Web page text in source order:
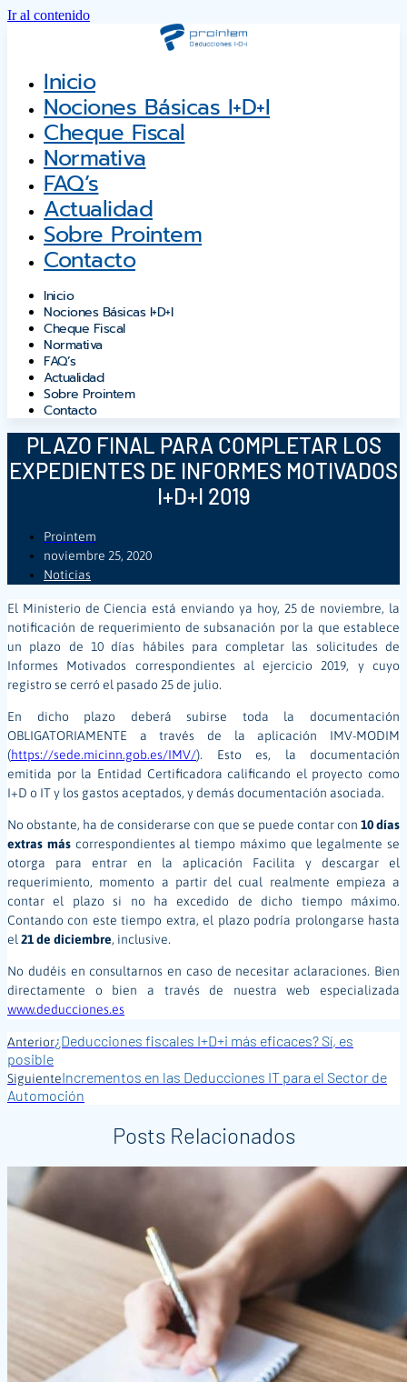
Ir al contenido
Inicio
Nociones Básicas I+D+i
Cheque Fiscal
Normativa
FAQ’s
Actualidad
Sobre Prointem
Contacto
Inicio
Nociones Básicas I+D+i
Cheque Fiscal
Normativa
FAQ’s
Actualidad
Sobre Prointem
Contacto
PLAZO FINAL PARA COMPLETAR LOS
EXPEDIENTES DE INFORMES MOTIVADOS
I+D+I 2019
Prointem
noviembre 25, 2020
Noticias
El Ministerio de Ciencia está enviando ya hoy, 25 de noviembre, la
notificación de requerimiento de subsanación por la que establece
un plazo de 10 días hábiles para completar las solicitudes de
Informes Motivados correspondientes al ejercicio 2019, y cuyo
registro se cerró el pasado 25 de julio.
En dicho plazo deberá subirse toda la documentación
OBLIGATORIAMENTE a través de la aplicación IMV-MODIM
(https://sede.micinn.gob.es/IMV/). Esto es, la documentación
emitida por la Entidad Certificadora calificando el proyecto como
I+D o IT y los gastos aceptados, y demás documentación asociada.
No obstante, ha de considerarse con que se puede contar con 10 días
extras más correspondientes al tiempo máximo que legalmente se
otorga para entrar en la aplicación Facilita y descargar el
requerimiento, momento a partir del cual realmente empieza a
contar el plazo si no ha excedido de dicho tiempo máximo.
Contando con este tiempo extra, el plazo podría prolongarse hasta
el 21 de diciembre, inclusive.
No dudéis en consultarnos en caso de necesitar aclaraciones. Bien
directamente o bien a través de nuestra web especializada
www.deducciones.es
Anterior¿Deducciones fiscales I+D+i más eficaces? Sí, es
posible
SiguienteIncrementos en las Deducciones IT para el Sector de
Automoción
Posts Relacionados